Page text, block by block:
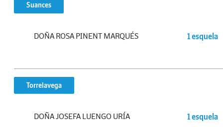
Suances
DOÑA ROSA PINENT MARQUÉS 1 esquela
Torrelavega
DOÑA JOSEFA LUENGO URÍA 1 esquela